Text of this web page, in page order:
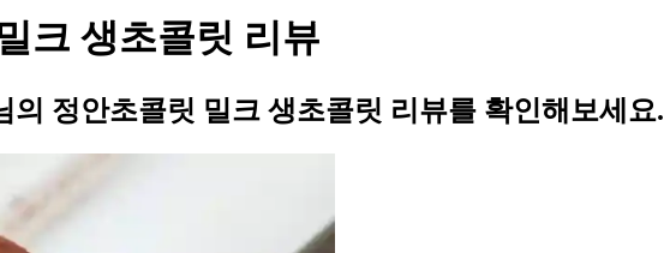
크 생초콜릿 리뷰
의 정안초콜릿 밀크 생초콜릿 리뷰를 확인해보세요.